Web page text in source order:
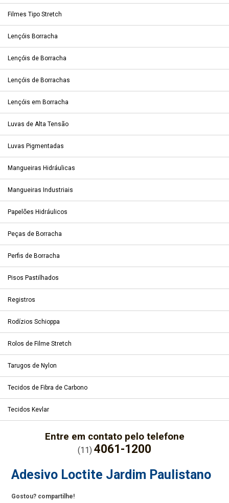
Filmes Tipo Stretch
Lençóis Borracha
Lençóis de Borracha
Lençóis de Borrachas
Lençóis em Borracha
Luvas de Alta Tensão
Luvas Pigmentadas
Mangueiras Hidráulicas
Mangueiras Industriais
Papelões Hidráulicos
Peças de Borracha
Perfis de Borracha
Pisos Pastilhados
Registros
Rodízios Schioppa
Rolos de Filme Stretch
Tarugos de Nylon
Tecidos de Fibra de Carbono
Tecidos Kevlar
Entre em contato pelo telefone
(11) 4061-1200
Adesivo Loctite Jardim Paulistano
Gostou? compartilhe!